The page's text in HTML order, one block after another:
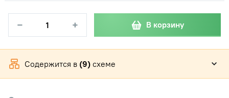
− + В корзину
Содержится в (9) схеме